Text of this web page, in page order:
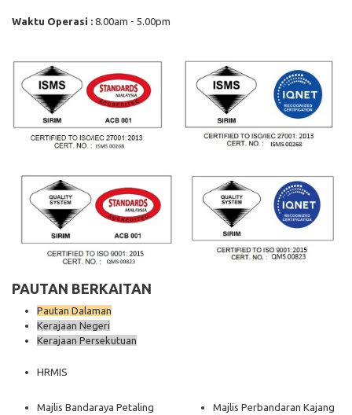
Waktu Operasi : 8.00am - 5.00pm
PAUTAN BERKAITAN
Pautan Dalaman
Kerajaan Negeri
Kerajaan Persekutuan
HRMIS
Majlis Bandaraya Petaling
Majlis Perbandaran Kajang